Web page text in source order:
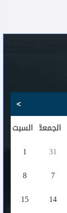
>
الجمعة السبت
31
1
7
8
14
15